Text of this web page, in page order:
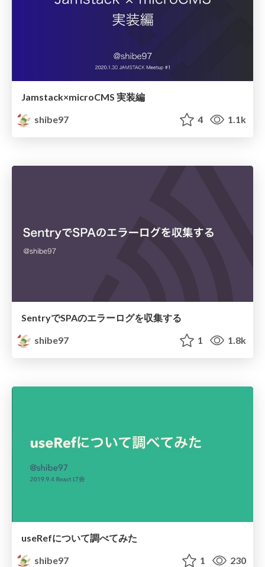
Jamstack×microCMS 実装編
shibe97
4 1.1k
SentryでSPAのエラーログを収集する
shibe97
1 1.8k
useRefについて調べてみた
shibe97
1 230